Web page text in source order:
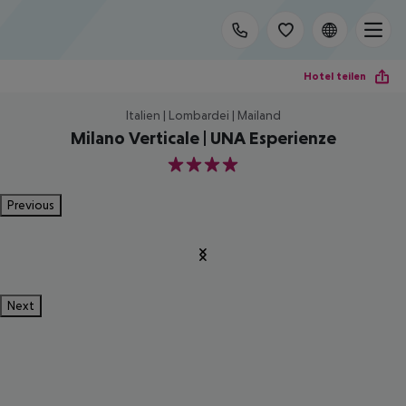
Hotel teilen
Italien | Lombardei | Mailand
Milano Verticale | UNA Esperienze
4
Previous
Next